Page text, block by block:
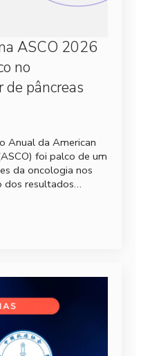
ASCO 2026
no
pâncreas
Anual da American
foi palco de um
da oncologia nos
dos resultados…